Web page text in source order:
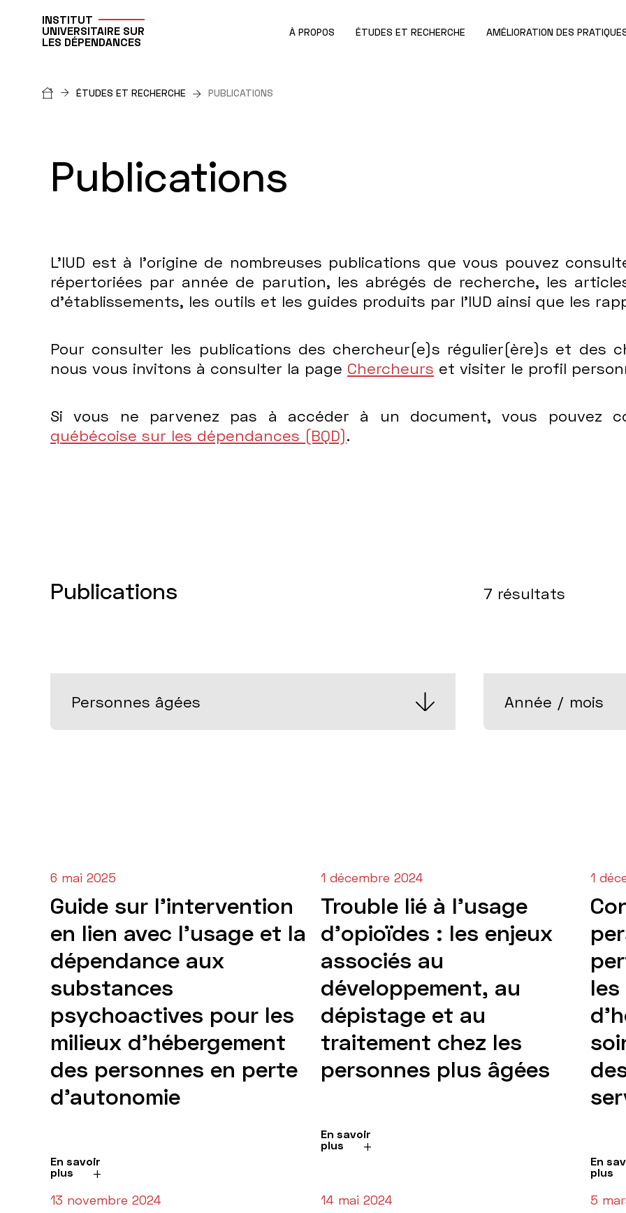
INSTITUT
UNIVERSITAIRE SUR
LES DÉPENDANCES
À PROPOS ÉTUDES ET RECHERCHE AMÉLIORATION DES
ÉTUDES ET RECHERCHE PUBLICATIONS
Publications
Publications
L’IUD est à l’origine de nombreuses publications que vous pouvez
répertoriées par année de parution, les abrégés de recherche, les
d'établissements, les outils et les guides produits par l’IUD ainsi que les
Pour consulter les publications des chercheur(e)s régulier(ère)s et des
nous vous invitons à consulter la page Chercheurs et visiter le profil
Si vous ne parvenez pas à accéder à un document, vous pouvez
québécoise sur les dépendances (BQD).
Publications 7 résultats
MOIS
6 mai 2025
Guide sur l'intervention
en lien avec l'usage et la
dépendance aux
substances
psychoactives pour les
milieux d'hébergement
des personnes en perte
d'autonomie
En savoir
plus
1 décembre 2024
Trouble lié à l’usage
d’opioïdes : les enjeux
associés au
développement, au
dépistage et au
traitement chez les
personnes plus âgées
En savoir
plus
1
En
plus
13 novembre 2024 14 mai 2024 5